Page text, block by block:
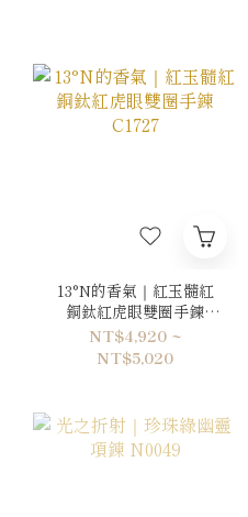
13°N的香氣｜紅玉髓紅
銅鈦紅虎眼雙圈手鍊
C1727
NT$4,920 ~
NT$5,020